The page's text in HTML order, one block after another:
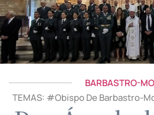
BARBASTRO-
TEMAS: #Obispo De Barbastro-